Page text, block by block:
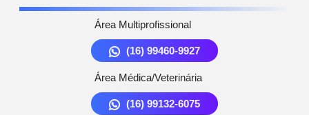
Área Multiprofissional
(16) 99460-9927
Área Médica/Veterinária
(16) 99132-6075